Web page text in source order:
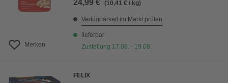
Merken
24,99 € (10,41 € / kg)
Verfügbarkeit im Markt prüfen
lieferbar
Zustellung 17.08. - 19.08.
FELIX